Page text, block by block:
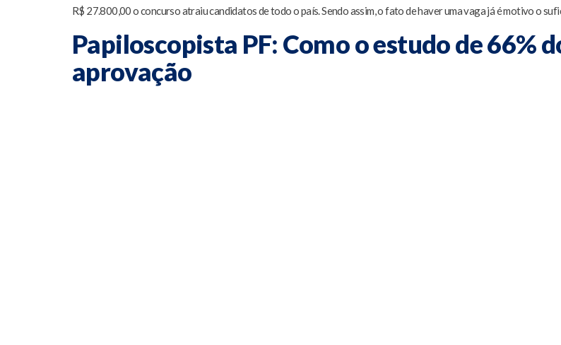
R$ 27.800,00 o concurso atraiu candidatos de todo o país. Sendo assim, o fato de haver uma vaga já é motivo o
Papiloscopista PF: Como o estudo de 66%
aprovação